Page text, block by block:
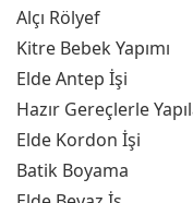
Alçı Rölyef
Kitre Bebek Yapımı
Elde Antep İşi
Hazır Gereçlerle
Elde Kordon İşi
Batik Boyama